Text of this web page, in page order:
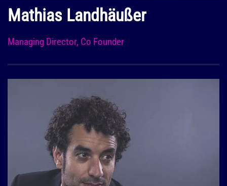
Mathias Landhäußer
Managing Director, Co Founder